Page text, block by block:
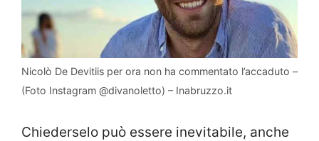
Nicolò De Devitiis per ora non ha commentato l’accaduto –
(Foto Instagram @divanoletto) – Inabruzzo.it
Chiederselo può essere inevitabile, anche